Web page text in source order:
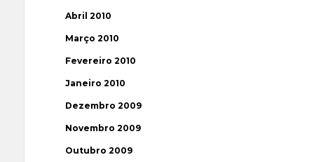
Abril 2010
Março 2010
Fevereiro 2010
Janeiro 2010
Dezembro 2009
Novembro 2009
Outubro 2009